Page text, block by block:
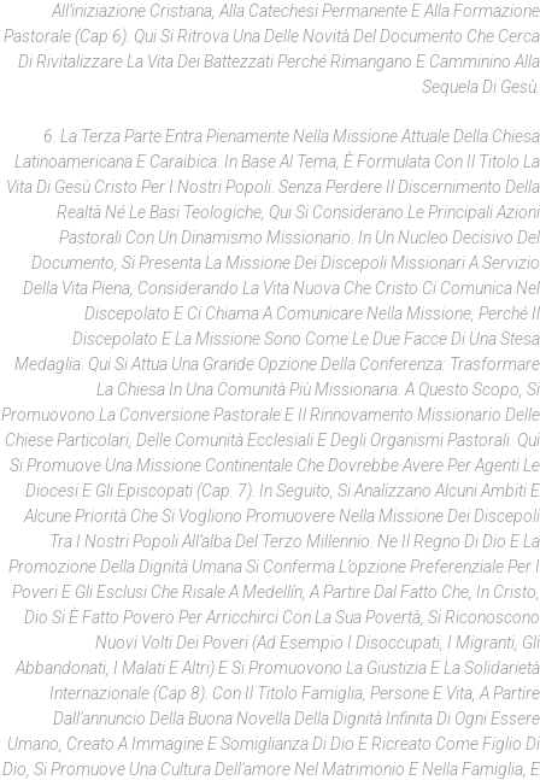
All’iniziazione Cristiana, Alla Catechesi Permanente E Alla Formazione
Pastorale (cap 6). Qui Si Ritrova Una Delle Novità Del Documento Che Cerca
Di Rivitalizzare La Vita Dei Battezzati Perché Rimangano E Camminino Alla
Sequela Di Gesù.
6. La Terza Parte Entra Pienamente Nella Missione Attuale Della Chiesa
Latinoamericana E Caraibica. In Base Al Tema, È Formulata Con Il Titolo La
Vita Di Gesù Cristo Per I Nostri Popoli. Senza Perdere Il Discernimento Della
Realtà Né Le Basi Teologiche, Qui Si Considerano Le Principali Azioni
Pastorali Con Un Dinamismo Missionario. In Un Nucleo Decisivo Del
Documento, Si Presenta La Missione Dei Discepoli Missionari A Servizio
Della Vita Piena, Considerando La Vita Nuova Che Cristo Ci Comunica Nel
Discepolato E Ci Chiama A Comunicare Nella Missione, Perché Il
Discepolato E La Missione Sono Come Le Due Facce Di Una Stesa
Medaglia. Qui Si Attua Una Grande Opzione Della Conferenza: Trasformare
La Chiesa In Una Comunità Più Missionaria. A Questo Scopo, Si
Promuovono La Conversione Pastorale E Il Rinnovamento Missionario Delle
Chiese Particolari, Delle Comunità Ecclesiali E Degli Organismi Pastorali. Qui
Si Promuove Una Missione Continentale Che Dovrebbe Avere Per Agenti Le
Diocesi E Gli Episcopati (cap. 7). In Seguito, Si Analizzano Alcuni Ambiti E
Alcune Priorità Che Si Vogliono Promuovere Nella Missione Dei Discepoli
Tra I Nostri Popoli All’alba Del Terzo Millennio. Ne Il Regno Di Dio E La
Promozione Della Dignità Umana Si Conferma L’opzione Preferenziale Per I
Poveri E Gli Esclusi Che Risale A Medellín, A Partire Dal Fatto Che, In Cristo,
Dio Si È Fatto Povero Per Arricchirci Con La Sua Povertà, Si Riconoscono
Nuovi Volti Dei Poveri (ad Esempio I Disoccupati, I Migranti, Gli
Abbandonati, I Malati E Altri) E Si Promuovono La Giustizia E La Solidarietà
Internazionale (cap 8). Con Il Titolo Famiglia, Persone E Vita, A Partire
Dall’annuncio Della Buona Novella Della Dignità Infinita Di Ogni Essere
Umano, Creato A Immagine E Somiglianza Di Dio E Ricreato Come Figlio Di
Dio, Si Promuove Una Cultura Dell’amore Nel Matrimonio E Nella Famiglia, E